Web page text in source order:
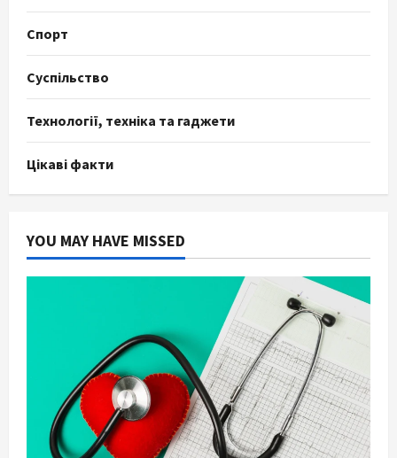
Спорт
Суспільство
Технології, техніка та гаджети
Цікаві факти
YOU MAY HAVE MISSED